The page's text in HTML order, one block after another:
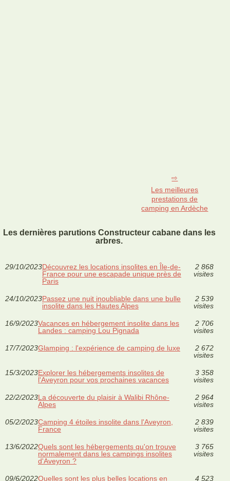
Les meilleures
prestations de
camping en Ardèche
Les dernières parutions Constructeur cabane dans les
arbres.
29/10/2023Découvrez les locations insolites en Île-de-
France pour une escapade unique près de
Paris
2 868
visites
24/10/2023Passez une nuit inoubliable dans une bulle
insolite dans les Hautes Alpes
2 539
visites
16/9/2023Vacances en hébergement insolite dans les
Landes : camping Lou Pignada
2 706
visites
17/7/2023Glamping : l'expérience de camping de luxe
2 672
visites
15/3/2023Explorer les hébergements insolites de
l'Aveyron pour vos prochaines vacances
3 358
visites
22/2/2023La découverte du plaisir à Walibi Rhône-
Alpes
2 964
visites
05/2/2023Camping 4 étoiles insolite dans l'Aveyron,
France
2 839
visites
13/6/2022Quels sont les hébergements qu'on trouve
normalement dans les campings insolites
d'Aveyron ?
3 765
visites
09/6/2022Quelles sont les plus belles locations en
4 523